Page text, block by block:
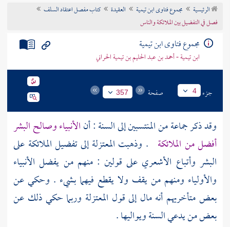
تراجم الأعلام
الرئيسية مجموع فتاوى ابن تيمية العقيدة
كتاب مفصل اعتقاد السلف
فصل في التفضيل بين الملائكة والناس
مجموع فتاوى ابن تيمية
ابن تيمية - أحمد بن عبد الحليم بن تيمية الحراني
جزء 4 صفحة 357
وقد ذكر جماعة من المنتسبين إلى السنة : أنالأنبياء وصالح البشر
أفضل من الملائكة . وذهبت المعتزلةإلى تفضيل الملائكة على
البشر وأتباع الأشعري على قولين : منهم من يفضل الأنبياء
والأولياء ومنهم من يقف ولا يقطع فيهما بشيء . وحكي عن
بعض متأخريهم أنه مال إلى قول المعتزلة وربما حكي ذلك عن
بعض من يدعي السنة ويواليها .